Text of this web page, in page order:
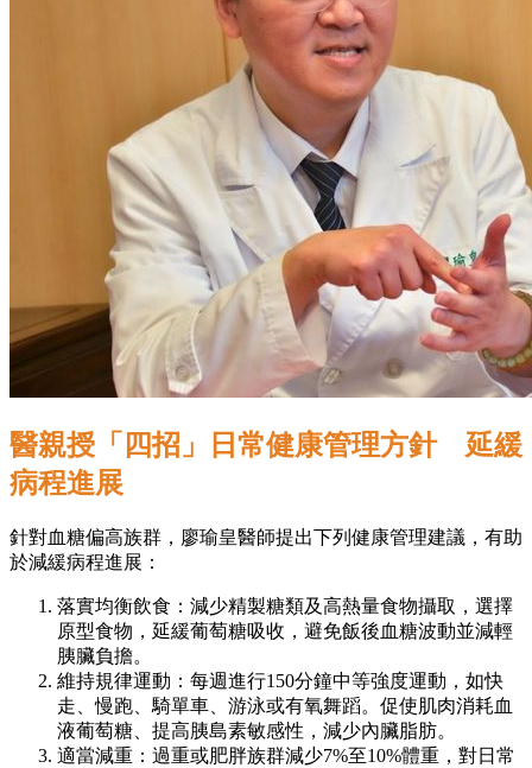
醫親授「四招」日常健康管理方針 延緩
病程進展
針對血糖偏高族群，廖瑜皇醫師提出下列健康管理建議，有助
於減緩病程進展：
落實均衡飲食：減少精製糖類及高熱量食物攝取，選擇
原型食物，延緩葡萄糖吸收，避免飯後血糖波動並減輕
胰臟負擔。
維持規律運動：每週進行150分鐘中等強度運動，如快
走、慢跑、騎單車、游泳或有氧舞蹈。促使肌肉消耗血
液葡萄糖、提高胰島素敏感性，減少內臟脂肪。
適當減重：過重或肥胖族群減少7%至10%體重，對日常